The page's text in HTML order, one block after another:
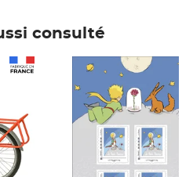
consulté
Prix 7,50€